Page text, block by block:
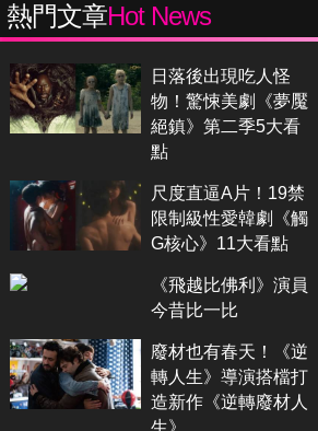
熱門文章Hot News
日落後出現吃人怪
物！驚悚美劇《夢魘
絕鎮》第二季5大看
點
尺度直逼A片！19禁
限制級性愛韓劇《觸
G核心》11大看點
《飛越比佛利》演員
今昔比一比
廢材也有春天！《逆
轉人生》導演搭檔打
造新作《逆轉廢材人
生》